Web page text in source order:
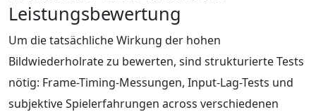
Leistungsbewertung
Um die tatsächliche Wirkung der hohen
Bildwiederholrate zu bewerten, sind strukturierte Tests
nötig: Frame-Timing-Messungen, Input-Lag-Tests und
subjektive Spielerfahrungen across verschiedenen